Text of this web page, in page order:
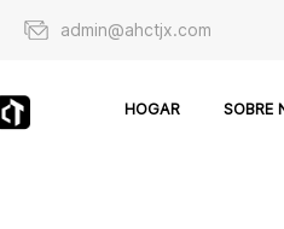
admin@ahctjx.com
HOGAR SOBRE